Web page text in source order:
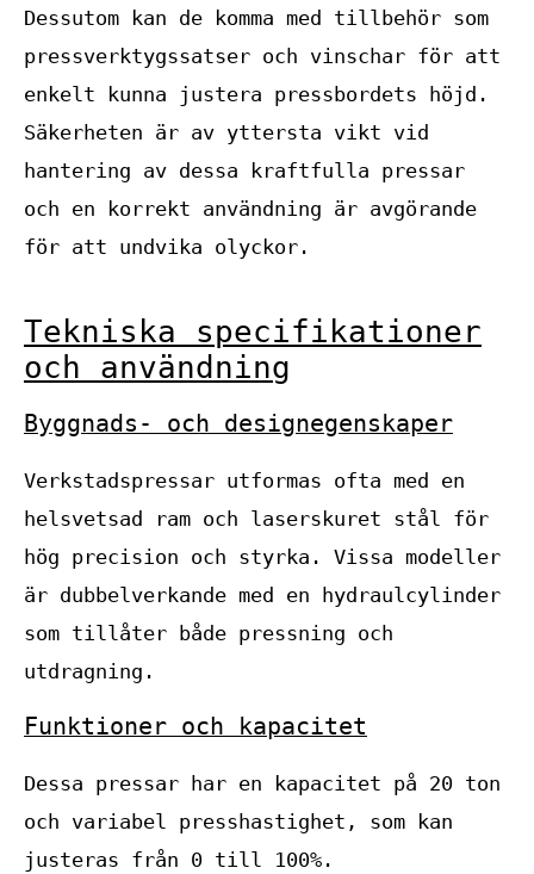
Dessutom kan de komma med tillbehör som
pressverktygssatser och vinschar för att
enkelt kunna justera pressbordets höjd.
Säkerheten är av yttersta vikt vid
hantering av dessa kraftfulla pressar
och en korrekt användning är avgörande
för att undvika olyckor.
Tekniska specifikationer
och användning
Byggnads- och designegenskaper
Verkstadspressar utformas ofta med en
helsvetsad ram och laserskuret stål för
hög precision och styrka. Vissa modeller
är dubbelverkande med en hydraulcylinder
som tillåter både pressning och
utdragning.
Funktioner och kapacitet
Dessa pressar har en kapacitet på 20 ton
och variabel presshastighet, som kan
justeras från 0 till 100%.